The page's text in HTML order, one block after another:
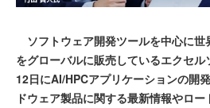
ソフトウェア開発ツールを中心に世
をグローバルに販売しているエクセル
12日にAI/HPCアプリケーションの開
ドウェア製品に関する最新情報やロ